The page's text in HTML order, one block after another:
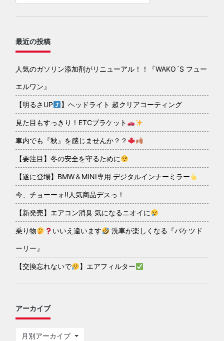
最近の投稿
人気のガソリン添加剤がリニューアル！！『WAKO´S フュー
エルワン』
【明るさUP 】ヘッドライト 超クリアコーティング
見た目もすっきり！ETCブラケット
車内でも『秋』を感じませんか？？
【要注目】冬の安全を守るために
【遂に登場】BMW＆MINI専用 デジタルインナーミラー
今、チョーーォ!!人気商品デスっ！
【新発売】エアコン消臭 気になるニオイに
乗り物 いいえ違います 洗車が楽しくなる『バケツド
ーリー』
【交換忘れないで 】エアフィルター
アーカイブ
月別アーカイブ